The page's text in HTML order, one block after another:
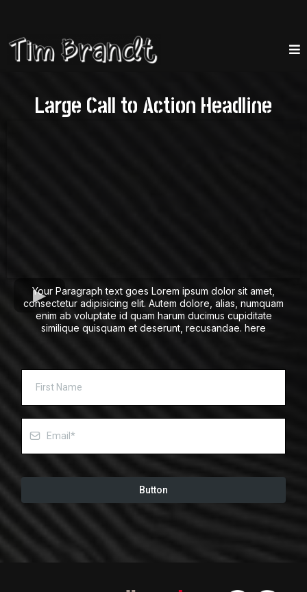
Large Call to Action Headline
Your Paragraph text goes Lorem ipsum dolor sit amet,
consectetur adipisicing elit. Autem dolore, alias, numquam
enim ab voluptate id quam harum ducimus cupiditate
similique quisquam et deserunt, recusandae. here
Button